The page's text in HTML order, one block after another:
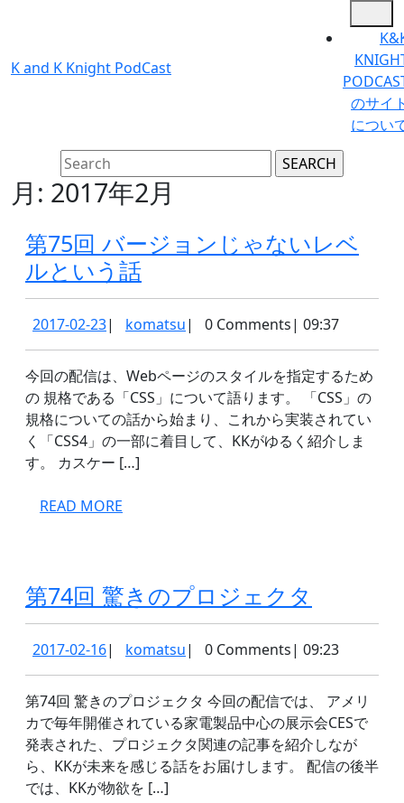
K and K Knight PodCast
のサイ
につい
Search
for:
月: 2017年2月
第75回 バージョンじゃないレベ
ルという話第
75
回
バ
ー
ジ
ョ
レ
ベ
ル
と
い
う
話
2017-02-232017-
02-
23
| komatsukomatsu
| 0 Comments| 09:37
今回の配信は、Webページのスタイルを指定するため
の 規格である「CSS」について語ります。 「CSS」の
規格についての話から始まり、これから実装されてい
く「CSS4」の一部に着目して、KKがゆるく紹介しま
す。 カスケー […]
READ MORE
第74回 驚きのプロジェクタ
74
回
驚
き
の
プ
ロ
2017-02-162017-
02-
16
| komatsukomatsu
| 0 Comments| 09:23
第74回 驚きのプロジェクタ 今回の配信では、 アメリ
カで毎年開催されている家電製品中心の展示会CESで
発表された、プロジェクタ関連の記事を紹介しなが
ら、KKが未来を感じる話をお届けします。 配信の後半
では、KKが物欲を […]